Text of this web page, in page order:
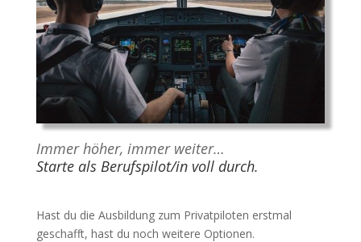
Immer höher, immer weiter…
Starte als Berufspilot/in voll durch.
Hast du die Ausbildung zum Privatpiloten erstmal
geschafft, hast du noch weitere Optionen.